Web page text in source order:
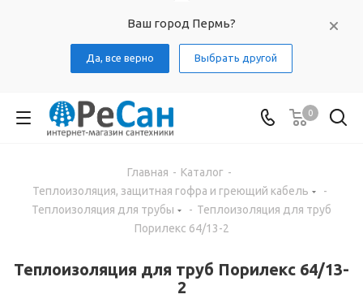
Ваш город Пермь?
Да, все верно Выбрать другой
0
Главная - Каталог -
Теплоизоляция, защитная гофра и греющий кабель
-
Теплоизоляция для трубы
- Теплоизоляция для труб
Порилекс 64/13-2
Теплоизоляция для труб Порилекс 64/13-
2